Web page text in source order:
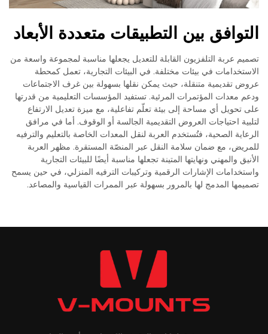
التوافق بين التطبيقات متعددة الأبعاد
تصميم عربة التلفزيون القابلة للتعديل يجعلها مناسبة لمجموعة واسعة من
الاستخدامات في بيئات مختلفة. في البيئات التجارية، تعمل كمحطة
عروض تقديمية متنقلة، حيث يمكن نقلها بسهولة بين غرف الاجتماعات
ودعم معدات المؤتمرات المرئية. تستفيد المؤسسات التعليمية من قدرتها
على تحويل أي مساحة إلى بيئة تعلّم تفاعلية، مع ميزة تعديل الارتفاع
لتلبية احتياجات العروض التقديمية الجالسة أو الوقوف. أما في مرافق
الرعاية الصحية، فتُستخدم العربة لنقل المعدات الخاصة بالتعليم والترفيه
للمريض، مع ضمان سلامة النقل عبر المنصّة المستقرة. مظهر العربة
الأنيق والمهني ونهايتها المتينة تجعلها مناسبة أيضًا للبيئات التجارية
واستخدامات الإشارات الرقمية وتركيبات الترفيه المنزلي، في حين يسمح
تصميمها المدمج لها بالمرور بسهولة عبر الممرات القياسية والمصاعد.